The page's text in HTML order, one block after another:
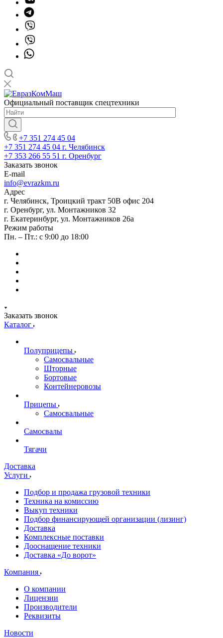
Официальный поставщик спецтехники
+7 351 274 45 04
+7 351 274 45 04 г. Челябинск
+7 353 266 55 51 г. Оренбург
Заказать звонок
E-mail
info@evrazkm.ru
Адрес
г. Челябинск, Троицкий тракт 50В офис 204
г. Оренбург, ул. Монтажников 32
г. Екатеринбург, ул. Монтажников 26а
Режим работы
Пн. – Пт.: с 9:00 до 18:00
Заказать звонок
Каталог
Полуприцепы
Самосвальные
Шторные
Бортовые
Контейнеровозы
Прицепы
Самосвальные
Самосвалы
Тягачи
Доставка
Услуги
Подбор и продажа грузовой техники
Техника на комиссию
Выкуп техники
Подбор финансирующей организации (лизинг)
Доставка
Комплексные поставки
Дооснащение техники
Доставка «До ворот»
Компания
О компании
Лицензии
Производители
Реквизиты
Новости